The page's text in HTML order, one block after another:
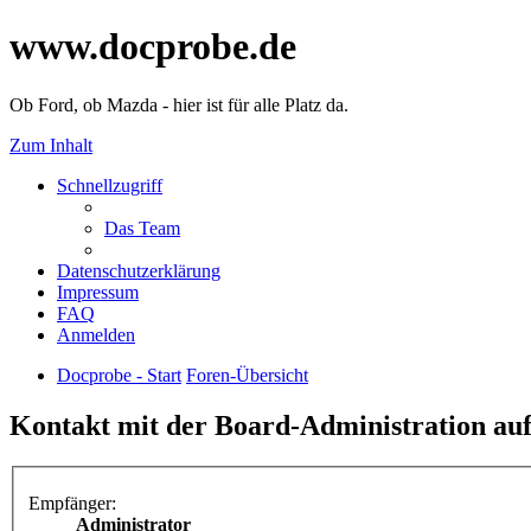
www.docprobe.de
Ob Ford, ob Mazda - hier ist für alle Platz da.
Zum Inhalt
Schnellzugriff
Das Team
Datenschutzerklärung
Impressum
FAQ
Anmelden
Docprobe - Start Foren-Übersicht
Kontakt mit der Board-Administration
Empfänger:
Administrator